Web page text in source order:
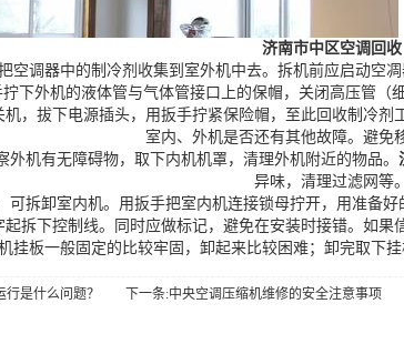
济南市中区空调回收
调器中的制冷剂收集到室外机中去。拆机前应启动空凋
下外机的液体管与气体管接口上的保帽，关闭高压管（
，拔下电源插头，用扳手拧紧保险帽，至此回收制冷
室内、外机是否还有其他故障。避免
机有无障碍物，取下内机机罩，清理外机附近的物品。
异味，清理过滤网等。
拆卸室内机。用扳手把室内机连接锁母拧开，用准备好
拆下控制线。同时应做标记，避免在安装时接错。如果
挂板一般固定的比较牢固，卸起来比较困难；卸完取下
是什么问题？ 下一条:中央空调压缩机维修的安全注意事项